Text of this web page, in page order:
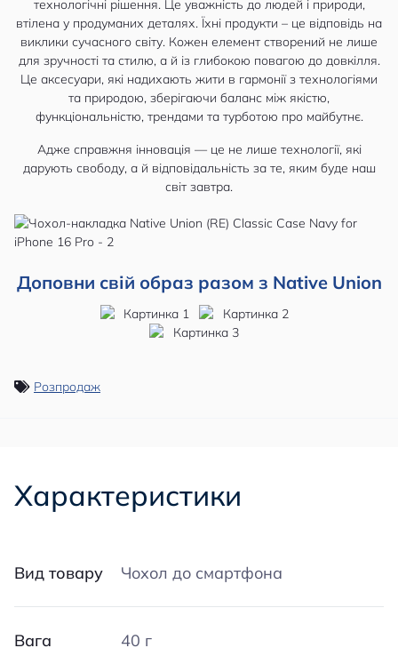
технологічні рішення. Це уважність до людей і природи,
втілена у продуманих деталях. Їхні продукти – це відповідь на
виклики сучасного світу. Кожен елемент створений не лише
для зручності та стилю, а й із глибокою повагою до довкілля.
Це аксесуари, які надихають жити в гармонії з технологіями
та природою, зберігаючи баланс між якістю,
функціональністю, трендами та турботою про майбутнє.
Адже справжня інновація — це не лише технології, які
дарують свободу, а й відповідальність за те, яким буде наш
світ завтра.
Доповни свій образ разом з Native Union
Розпродаж
Характеристики
Вид товару Чохол до смартфона
Вага 40 г